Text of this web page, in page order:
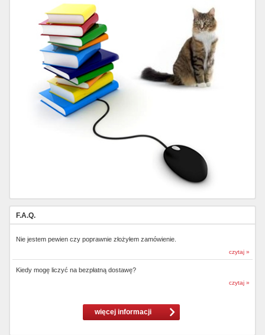
F.A.Q.
Nie jestem pewien czy poprawnie złożyłem zamówienie.
czytaj »
Kiedy mogę liczyć na bezpłatną dostawę?
czytaj »
więcej informacji